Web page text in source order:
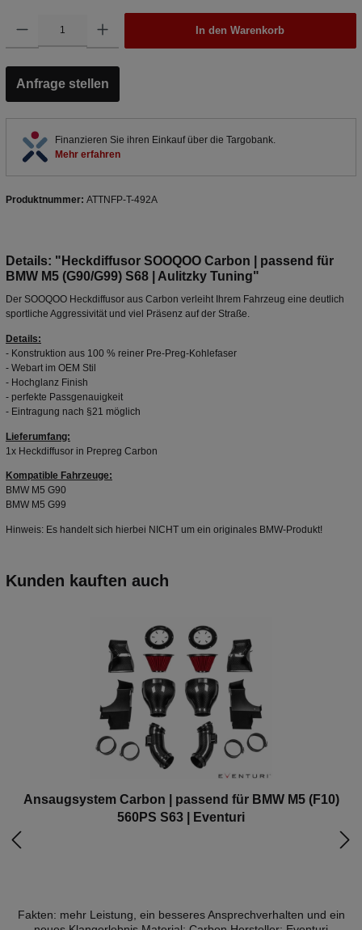
In den Warenkorb
Anfrage stellen
Finanzieren Sie ihren Einkauf über die Targobank.
Mehr erfahren
Produktnummer: ATTNFP-T-492A
Details: "Heckdiffusor SOOQOO Carbon | passend für
BMW M5 (G90/G99) S68 | Aulitzky Tuning"
Der SOOQOO Heckdiffusor aus Carbon verleiht Ihrem Fahrzeug eine deutlich
sportliche Aggressivität und viel Präsenz auf der Straße.
Details:
- Konstruktion aus 100 % reiner Pre-Preg-Kohlefaser
- Webart im OEM Stil
- Hochglanz Finish
- perfekte Passgenauigkeit
- Eintragung nach §21 möglich
Lieferumfang:
1x Heckdiffusor in Prepreg Carbon
Kompatible Fahrzeuge:
BMW M5 G90
BMW M5 G99
Hinweis: Es handelt sich hierbei NICHT um ein originales BMW-Produkt!
Kunden kauften auch
Ansaugsystem Carbon | passend für BMW M5 (F10)
560PS S63 | Eventuri
Fakten: mehr Leistung, ein besseres Ansprechverhalten und ein